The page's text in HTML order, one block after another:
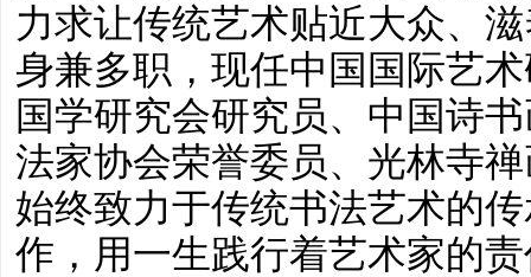
力求让传统艺术贴近大众、
身兼多职，现任中国国际艺
国学研究会研究员、中国诗
法家协会荣誉委员、光林寺
始终致力于传统书法艺术的
作，用一生践行着艺术家的